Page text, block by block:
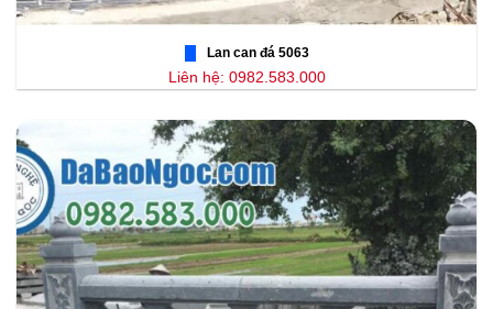
Lan can đá 5063
Liên hệ: 0982.583.000